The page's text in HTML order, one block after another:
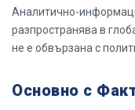
Аналитично-
разпространява в
не е обвързана с
Основно с